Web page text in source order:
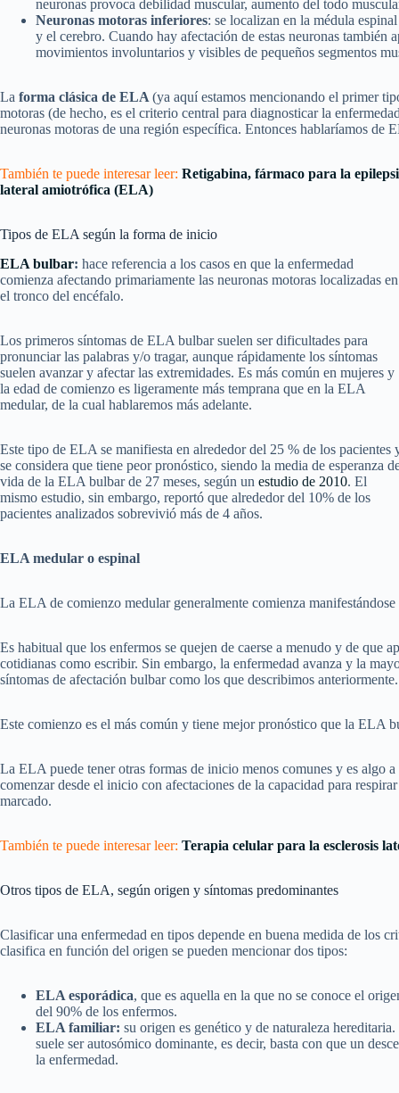
neuronas provoca debilidad muscular, aumento del todo
Neuronas motoras inferiores: se localizan en la médula
y el cerebro. Cuando hay afectación de estas neuronas también
movimientos involuntarios y visibles de pequeños segmentos
La forma clásica de ELA (ya aquí estamos mencionando el primer
motoras (de hecho, es el criterio central para diagnosticar la
neuronas motoras de una región específica. Entonces hablaríamos
También te puede interesar leer: Retigabina, fármaco para la
lateral amiotrófica (ELA)
Tipos de ELA según la forma de inicio
ELA bulbar: hace referencia a los casos en que la enfermedad
comienza afectando primariamente las neuronas motoras localizadas en
el tronco del encéfalo.
Los primeros síntomas de ELA bulbar suelen ser dificultades para
pronunciar las palabras y/o tragar, aunque rápidamente los síntomas
suelen avanzar y afectar las extremidades. Es más común en mujeres y
la edad de comienzo es ligeramente más temprana que en la ELA
medular, de la cual hablaremos más adelante.
Este tipo de ELA se manifiesta en alrededor del 25 % de los pacientes
se considera que tiene peor pronóstico, siendo la media de esperanza
vida de la ELA bulbar de 27 meses, según un estudio de 2010. El
mismo estudio, sin embargo, reportó que alrededor del 10% de los
pacientes analizados sobrevivió más de 4 años.
ELA medular o espinal
La ELA de comienzo medular generalmente comienza
Es habitual que los enfermos se quejen de caerse a menudo y de que
cotidianas como escribir. Sin embargo, la enfermedad avanza y la
síntomas de afectación bulbar como los que describimos anteriormente.
Este comienzo es el más común y tiene mejor pronóstico que la ELA
La ELA puede tener otras formas de inicio menos comunes y es algo
comenzar desde el inicio con afectaciones de la capacidad para
marcado.
También te puede interesar leer: Terapia celular para la esclerosis
Otros tipos de ELA, según origen y síntomas predominantes
Clasificar una enfermedad en tipos depende en buena medida de los
clasifica en función del origen se pueden mencionar dos tipos:
ELA esporádica, que es aquella en la que no se conoce el
del 90% de los enfermos.
ELA familiar: su origen es genético y de naturaleza
suele ser autosómico dominante, es decir, basta con que un
la enfermedad.